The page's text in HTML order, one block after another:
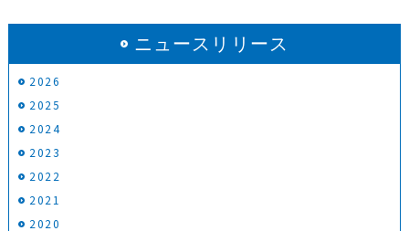
ニュースリリース
2026
2025
2024
2023
2022
2021
2020